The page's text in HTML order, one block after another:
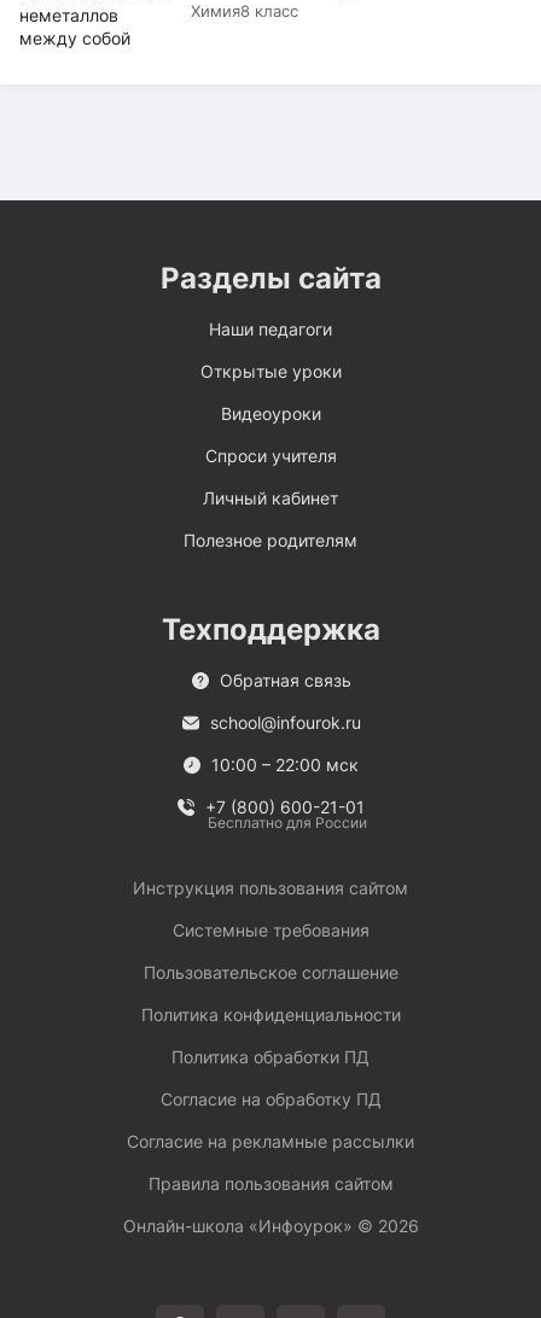
Химия8 класс
Разделы сайта
Наши педагоги
Открытые уроки
Видеоуроки
Спроси учителя
Личный кабинет
Полезное родителям
Техподдержка
Обратная связь
school@infourok.ru
10:00 – 22:00 мск
+7 (800) 600-21-01
Бесплатно для России
Инструкция пользования сайтом
Системные требования
Пользовательское соглашение
Политика конфиденциальности
Политика обработки ПД
Согласие на обработку ПД
Согласие на рекламные рассылки
Правила пользования сайтом
Онлайн-школа «Инфоурок» © 2026